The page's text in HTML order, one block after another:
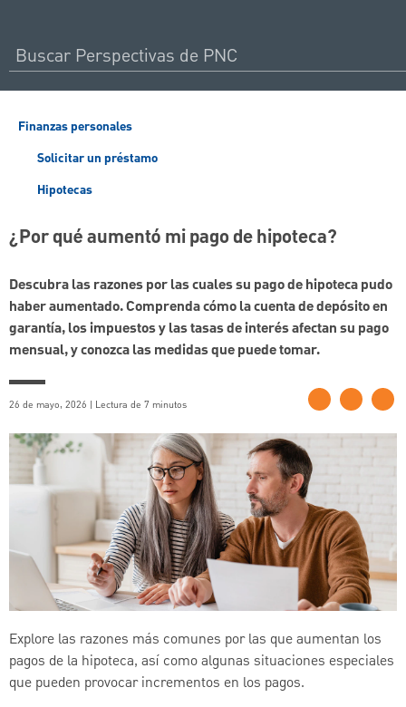
Finanzas personales
Solicitar un préstamo
Hipotecas
¿Por qué aumentó mi pago de hipoteca?
Descubra las razones por las cuales su pago de hipoteca pudo
haber aumentado. Comprenda cómo la cuenta de depósito en
garantía, los impuestos y las tasas de interés afectan su pago
mensual, y conozca las medidas que puede tomar.
26 de mayo, 2026 | Lectura de 7 minutos
Explore las razones más comunes por las que aumentan los
pagos de la hipoteca, así como algunas situaciones especiales
que pueden provocar incrementos en los pagos.